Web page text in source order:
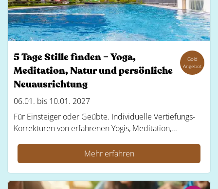
5 Tage Stille finden – Yoga,
Meditation, Natur und persönliche
Neuausrichtung
Gold
Angebot
06.01. bis 10.01. 2027
Für Einsteiger oder Geübte. Individuelle Vertiefungs-
Korrekturen von erfahrenen Yogis, Meditation,...
Mehr erfahren